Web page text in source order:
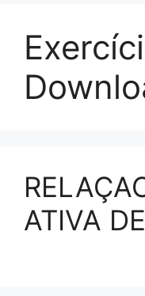
ATIVA